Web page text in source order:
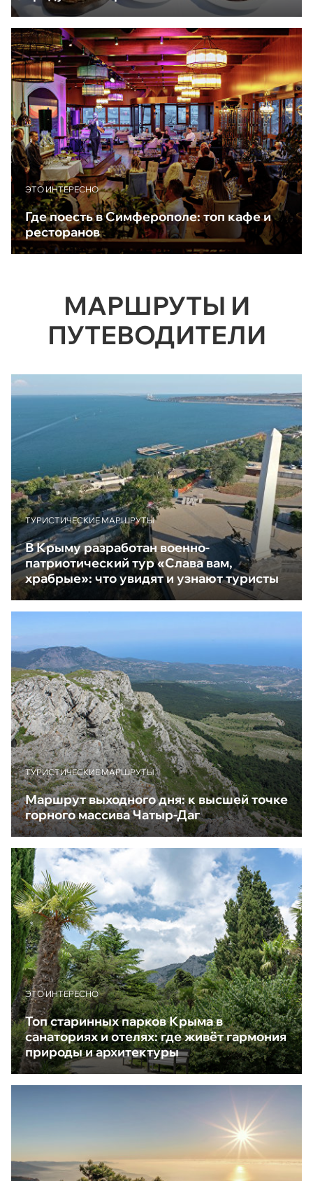
ЭТО ИНТЕРЕСНО
Где поесть в Симферополе: топ кафе и
ресторанов
МАРШРУТЫ И
ПУТЕВОДИТЕЛИ
ТУРИСТИЧЕСКИЕ МАРШРУТЫ
В Крыму разработан военно-
патриотический тур «Слава вам,
храбрые»: что увидят и узнают туристы
ТУРИСТИЧЕСКИЕ МАРШРУТЫ
Маршрут выходного дня: к высшей точке
горного массива Чатыр-Даг
ЭТО ИНТЕРЕСНО
Топ старинных парков Крыма в
санаториях и отелях: где живёт гармония
природы и архитектуры